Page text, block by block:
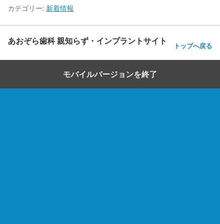
カテゴリー: 新着情報
あおぞら歯科 親知らず・インプラントサイト トップへ戻る
モバイルバージョンを終了